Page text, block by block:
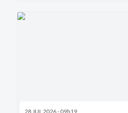
28 JUL 2026 - 09h19